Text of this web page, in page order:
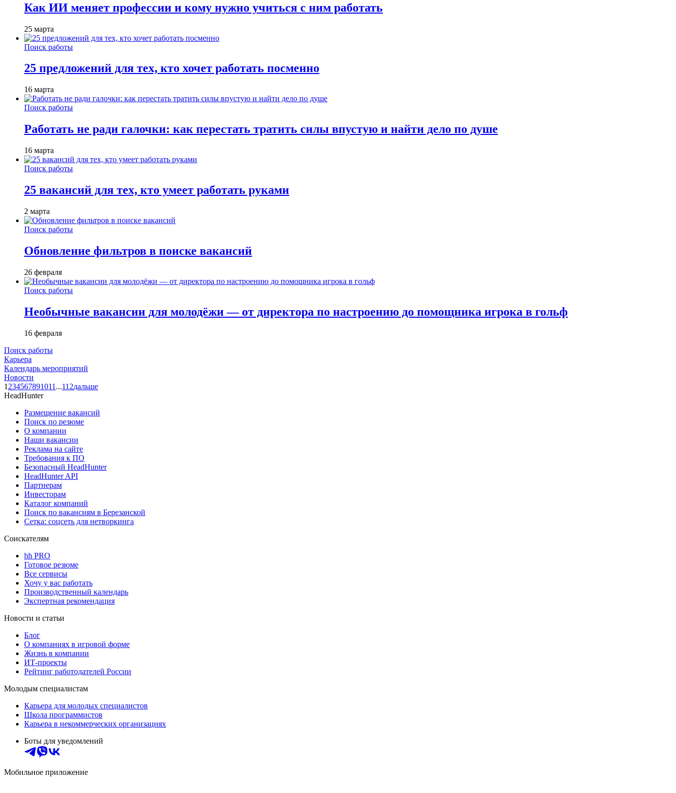
Как ИИ меняет профессии и кому нужно учиться с ним работать
25 марта
Поиск работы
25 предложений для тех, кто хочет работать посменно
16 марта
Поиск работы
Работать не ради галочки: как перестать тратить силы впустую и найти дело по душе
16 марта
Поиск работы
25 вакансий для тех, кто умеет работать руками
2 марта
Поиск работы
Обновление фильтров в поиске вакансий
26 февраля
Поиск работы
Необычные вакансии для молодёжи — от директора по настроению до помощника игрока в гольф
16 февраля
Поиск работы
Карьера
Календарь мероприятий
Новости
1 234567891011 ...112дальше
HeadHunter
Размещение вакансий
Поиск по резюме
О компании
Наши вакансии
Реклама на сайте
Требования к ПО
Безопасный HeadHunter
HeadHunter API
Партнерам
Инвесторам
Каталог компаний
Поиск по вакансиям в Березанской
Сетка: соцсеть для нетворкинга
Соискателям
hh PRO
Готовое резюме
Все сервисы
Хочу у вас работать
Производственный календарь
Экспертная рекомендация
Новости и статьи
Блог
О компаниях в игровой форме
Жизнь в компании
ИТ-проекты
Рейтинг работодателей России
Молодым специалистам
Карьера для молодых специалистов
Школа программистов
Карьера в некоммерческих организациях
Боты для уведомлений
Мобильное приложение